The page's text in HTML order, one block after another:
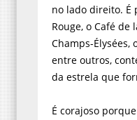
no lado direito. É
Rouge, o Café de
Champs-Élysées,
entre outros,
da estrela que
É corajoso